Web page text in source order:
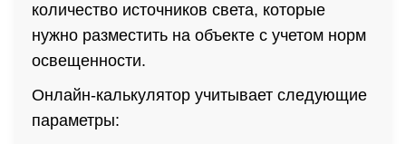
количество источников света, которые
нужно разместить на объекте с учетом норм
освещенности.
Онлайн-калькулятор учитывает следующие
параметры: